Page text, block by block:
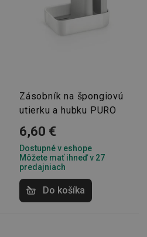
Zásobník na špongiovú
utierku a hubku PURO
6,60 €
Dostupné v eshope
Môžete mať ihneď v 27
predajniach
Do košíka